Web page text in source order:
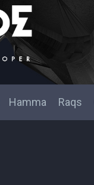
Hamma Raqs